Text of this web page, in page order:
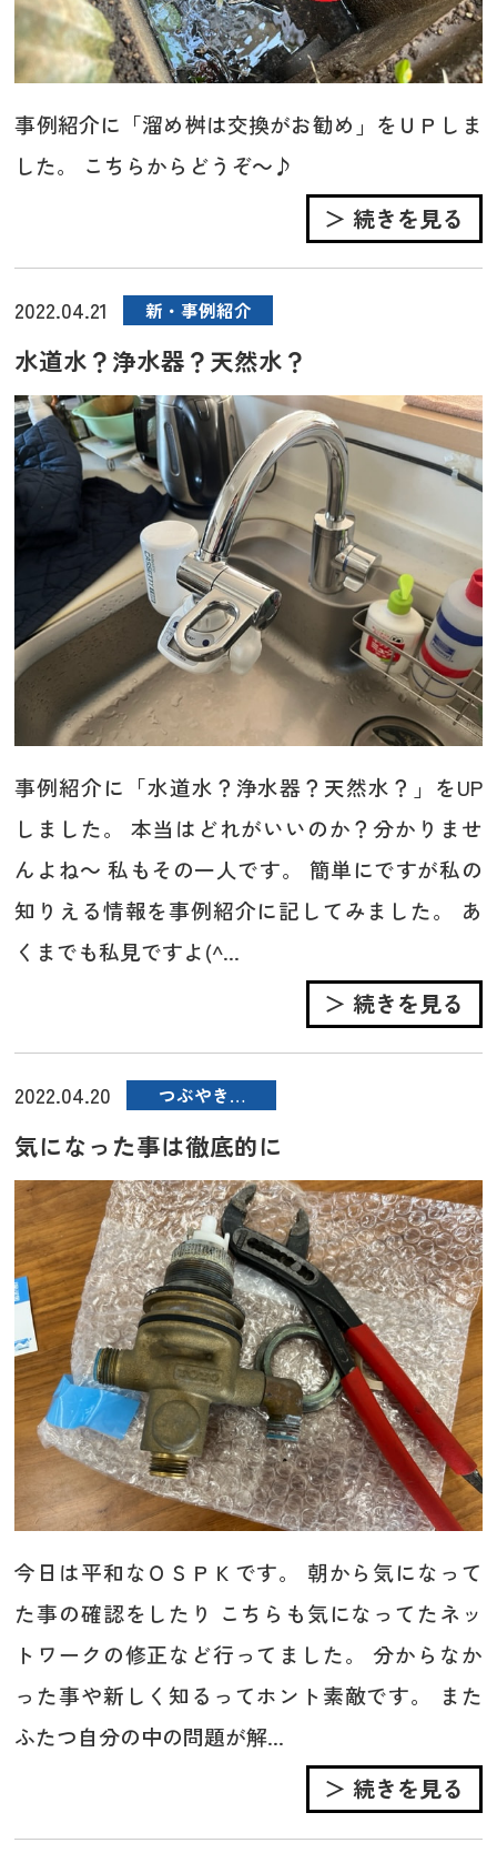
事例紹介に「溜め桝は交換がお勧め」をＵＰしま
した。 こちらからどうぞ～♪
＞ 続きを見る
2022.04.21 新・事例紹介
水道水？浄水器？天然水？
事例紹介に「水道水？浄水器？天然水？」をUP
しました。 本当はどれがいいのか？分かりませ
んよね～ 私もその一人です。 簡単にですが私の
知りえる情報を事例紹介に記してみました。 あ
くまでも私見ですよ(^...
＞ 続きを見る
2022.04.20 つぶやき…
気になった事は徹底的に
今日は平和なＯＳＰＫです。 朝から気になって
た事の確認をしたり こちらも気になってたネッ
トワークの修正など行ってました。 分からなか
った事や新しく知るってホント素敵です。 また
ふたつ自分の中の問題が解...
＞ 続きを見る